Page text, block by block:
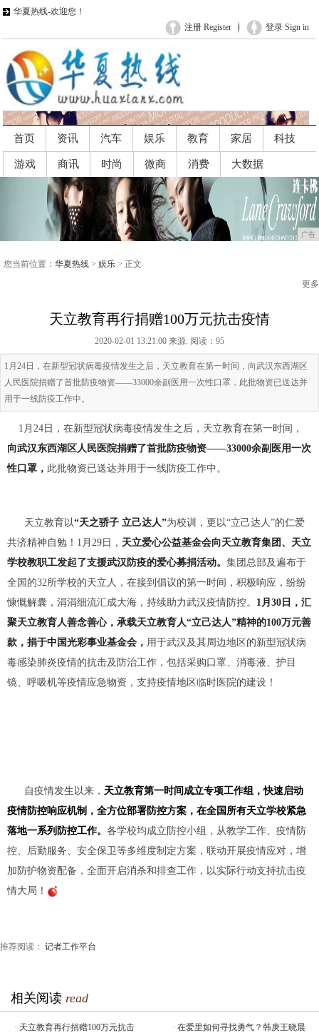
华夏热线-欢迎您！
登录 Sign in
注册 Register
首页 资讯 汽车 娱乐 教育 家居 科技
游戏 商讯 时尚 微商 消费 大数据
广告
您当前位置： 华夏热线 > 娱乐 > 正文
更多
天立教育再行捐赠100万元抗击疫情
2020-02-01 13:21:00 来源: 阅读：95
1月24日，在新型冠状病毒疫情发生之后，天立教育在第一时间，向武汉东西湖区
人民医院捐赠了首批防疫物资——33000余副医用一次性口罩，此批物资已送达并
用于一线防疫工作中。
1月24日，在新型冠状病毒疫情发生之后，天立教育在第一时间，
向武汉东西湖区人民医院捐赠了首批防疫物资——33000余副医用一次
性口罩， 此批物资已送达并用于一线防疫工作中。
天立教育以“天之骄子 立己达人”为校训，更以“立己达人”的仁爱
共济精神自勉！1月29日， 天立爱心公益基金会向天立教育集团、天立
学校教职工发起了支援武汉防疫的爱心募捐活动。 集团总部及遍布于
全国的32所学校的天立人，在接到倡议的第一时间，积极响应，纷纷
慷慨解囊，涓涓细流汇成大海，持续助力武汉疫情防控。 1月30日， 汇
聚天立教育人善念善心，承载天立教育人“立己达人”精神的100万元善
款，捐于中国光彩事业基金会， 用于武汉及其周边地区的新型冠状病
毒感染肺炎疫情的抗击及防治工作，包括采购口罩、消毒液、护目
镜、呼吸机等疫情应急物资，支持疫情地区临时医院的建设！
自疫情发生以来， 天立教育第一时间成立专项工作组，快速启动
疫情防控响应机制，全方位部署防控方案，在全国所有天立学校紧急
落地一系列防控工作。 各学校均成立防控小组，从教学工作、疫情防
控、后勤服务、安全保卫等多维度制定方案，联动开展疫情应对，增
加防护物资配备，全面开启消杀和排查工作，以实际行动支持抗击疫
情大局！
推荐阅读： 记者工作平台
相关阅读 read
· 天立教育再行捐赠100万元抗击 · 在爱里如何寻找勇气？韩庚王晓晨